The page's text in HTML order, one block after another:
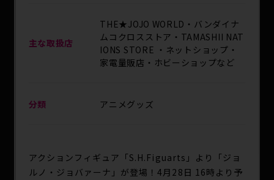
主な取扱店
THE★JOJO WORLD・バンダイナ
ムコクロスストア・TAMASHII NAT
IONS STORE ・ネットショップ・
家電量販店・ホビーショップなど
分類 アニメグッズ
アクションフィギュア「S.H.Figuarts」より「ジョ
ルノ・ジョバァーナ」が登場！4月28日 16時より予